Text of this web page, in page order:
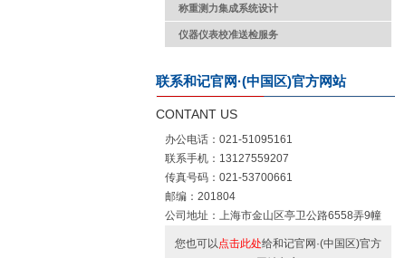
称重测力集成系统设计
仪器仪表校准送检服务
联系和记官网·(中国区)官方网站
CONTANT US
办公电话：021-51095161
联系手机：13127559207
传真号码：021-53700661
邮编：201804
公司地址：上海市金山区亭卫公路6558弄9幢
您也可以点击此处给和记官网·(中国区)官方